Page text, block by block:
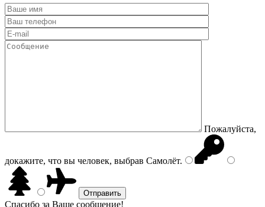
Пожалуйста,
докажите, что вы человек, выбрав Самолёт.
Спасибо за Ваше сообщение!